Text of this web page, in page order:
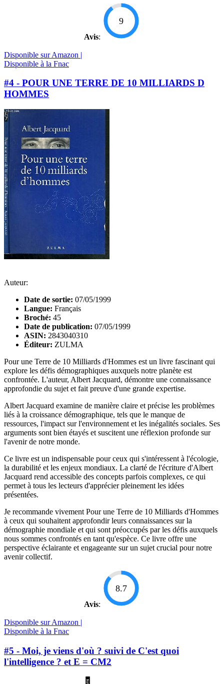
Avis:
9
Disponible sur Amazon |
Disponible à la Fnac
#4 - POUR UNE TERRE DE 10 MILLIARDS D
HOMMES
Auteur:
Date de sortie: 07/05/1999
Langue: Français
Broché: 45
Date de publication: 07/05/1999
ASIN: 2843040310
Éditeur: ZULMA
Pour une Terre de 10 Milliards d'Hommes est un livre fascinant qui
explore les défis démographiques auxquels notre planète est
confrontée. L'auteur, Albert Jacquard, démontre une connaissance
approfondie du sujet et fait preuve d'une grande expertise.
Albert Jacquard examine de manière claire et précise les problèmes
liés à la croissance démographique, tels que le manque de
ressources, l'impact sur l'environnement et les inégalités sociales. Ses
arguments sont bien étayés et suscitent une réflexion profonde sur
l'avenir de notre monde.
Ce livre est un indispensable pour ceux qui s'intéressent à l'écologie,
la durabilité et les enjeux mondiaux. La clarté de l'écriture d'Albert
Jacquard rend accessible des concepts parfois complexes, ce qui
permet à tous les lecteurs d'apprécier pleinement les idées
présentées.
Je recommande vivement Pour une Terre de 10 Milliards d'Hommes
à ceux qui souhaitent approfondir leurs connaissances sur la
démographie mondiale et qui sont préoccupés par les défis auxquels
nous sommes confrontés en tant qu'espèce. Ce livre offre une
perspective éclairante et engageante sur un sujet crucial pour notre
avenir collectif.
Avis:
8.7
Disponible sur Amazon |
Disponible à la Fnac
#5 - Moi, je viens d'où ? suivi de C'est quoi
l'intelligence ? et E = CM2